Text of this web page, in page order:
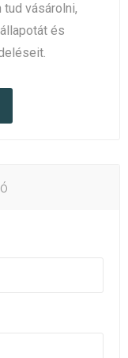
vásárolni,
és